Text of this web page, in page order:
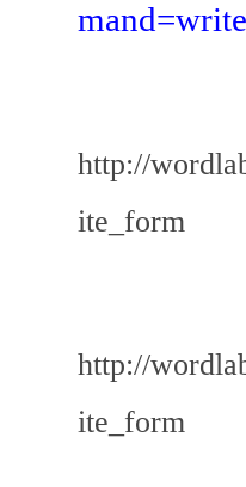
http://
ite_form
http://
ite_form